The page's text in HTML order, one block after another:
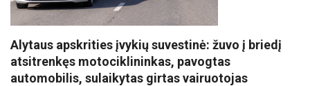
Alytaus apskrities įvykių suvestinė: žuvo į briedį
atsitrenkęs motociklininkas, pavogtas
automobilis, sulaikytas girtas vairuotojas